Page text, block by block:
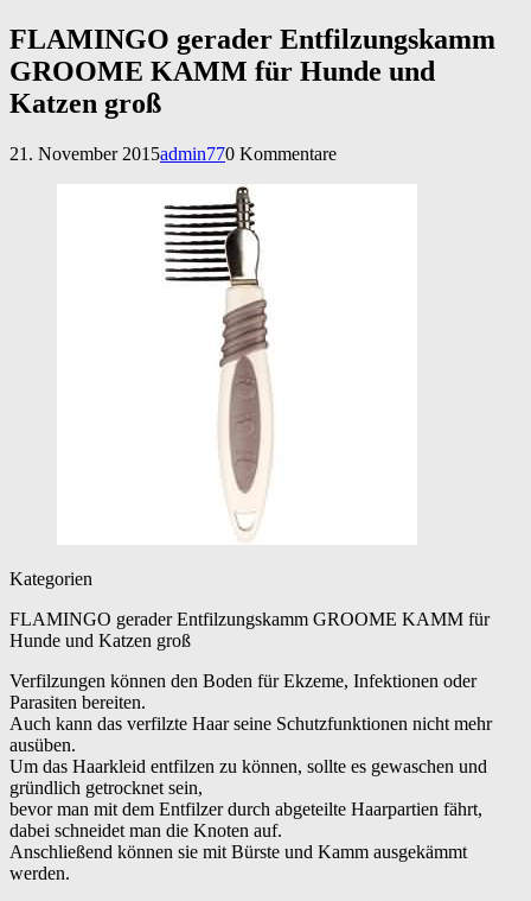
FLAMINGO gerader Entfilzungskamm
GROOME KAMM für Hunde und
Katzen groß
21. November 2015admin770 Kommentare
Kategorien
FLAMINGO gerader Entfilzungskamm GROOME KAMM für
Hunde und Katzen groß
Verfilzungen können den Boden für Ekzeme, Infektionen oder
Parasiten bereiten.
Auch kann das verfilzte Haar seine Schutzfunktionen nicht mehr
ausüben.
Um das Haarkleid entfilzen zu können, sollte es gewaschen und
gründlich getrocknet sein,
bevor man mit dem Entfilzer durch abgeteilte Haarpartien fährt,
dabei schneidet man die Knoten auf.
Anschließend können sie mit Bürste und Kamm ausgekämmt
werden.